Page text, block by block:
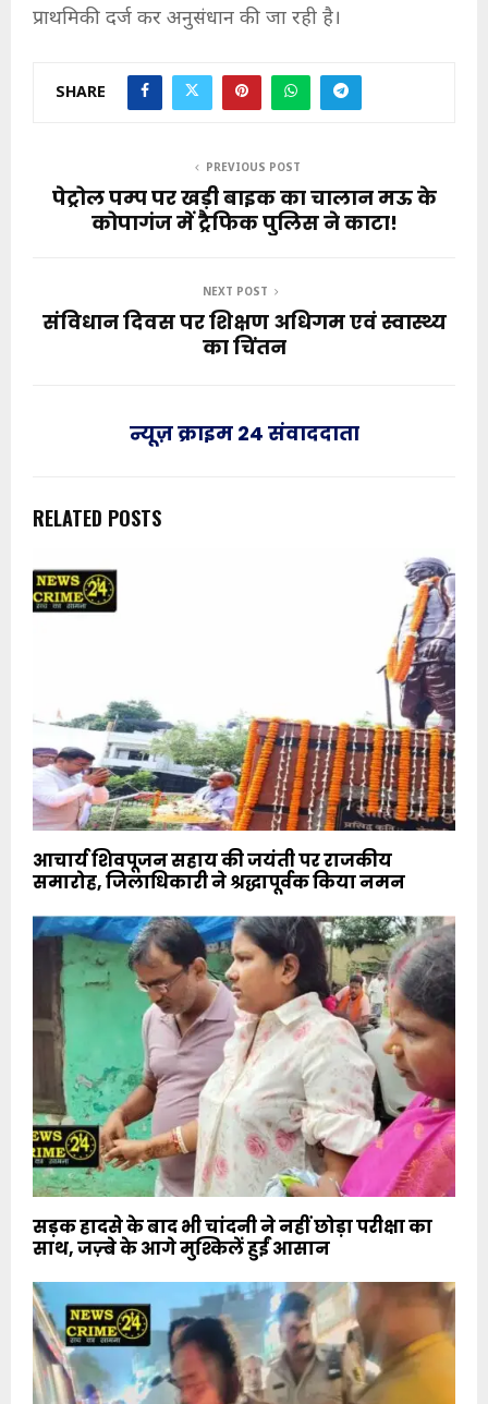
प्राथमिकी दर्ज कर अनुसंधान की जा रही है।
SHARE
PREVIOUS POST
पेट्रोल पम्प पर खड़ी बाइक का चालान मऊ के
कोपागंज में ट्रैफिक पुलिस ने काटा!
NEXT POST
संविधान दिवस पर शिक्षण अधिगम एवं स्वास्थ्य
का चिंतन
न्यूज़ क्राइम 24 संवाददाता
RELATED POSTS
आचार्य शिवपूजन सहाय की जयंती पर राजकीय
समारोह, जिलाधिकारी ने श्रद्धापूर्वक किया नमन
सड़क हादसे के बाद भी चांदनी ने नहीं छोड़ा परीक्षा का
साथ, जज़्बे के आगे मुश्किलें हुईं आसान